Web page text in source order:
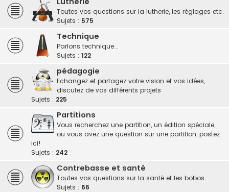
Toutes vos questions sur la lutherie, les réglages etc.
Sujets : 575
Technique
Parlons technique...
Sujets : 122
pédagogie
Echangez et partagez votre vision et vos idées,
discutez de vos différents projets
Sujets : 225
Partitions
Vous recherchez une partition, un édition spéciale,
ou vous avez une question sur une partition, postez
ici!
Sujets : 242
Contrebasse et santé
Toutes vos questions sur la santé et les bobos...
Sujets : 66